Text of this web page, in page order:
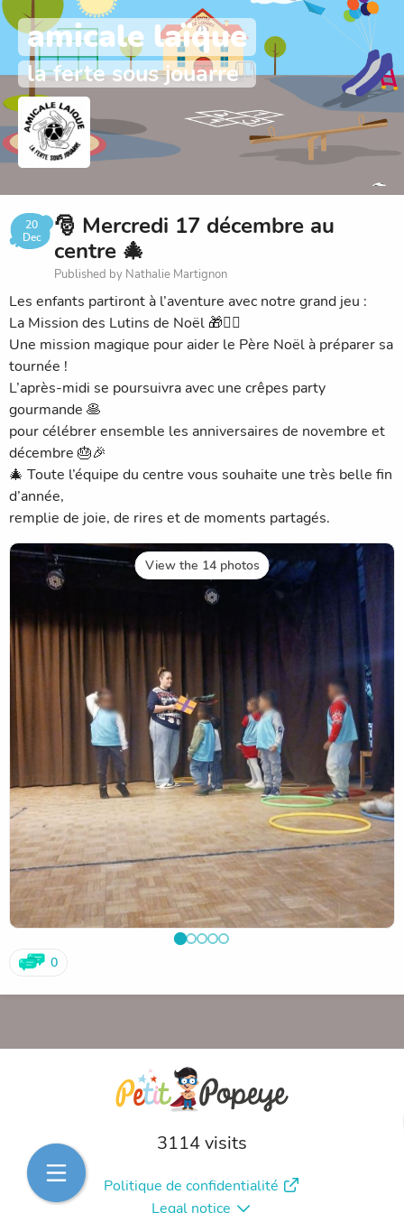
amicale laïque
la ferte sous jouarre
20
Dec
🎅 Mercredi 17 décembre au
centre 🎄
Published by Nathalie Martignon
Les enfants partiront à l’aventure avec notre grand jeu :
La Mission des Lutins de Noël 🎁🧝‍♂️
Une mission magique pour aider le Père Noël à préparer sa
tournée !
L’après-midi se poursuivra avec une crêpes party
gourmande 🥞
pour célébrer ensemble les anniversaires de novembre et
décembre 🎂🎉
🎄 Toute l’équipe du centre vous souhaite une très belle fin
d’année,
remplie de joie, de rires et de moments partagés.
View the 14 photos
0
3114 visits
Politique de confidentialité
Legal notice